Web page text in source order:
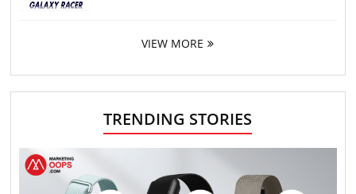
VIEW MORE
TRENDING STORIES